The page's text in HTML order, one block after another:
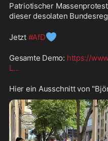
Patriotischer
dieser desolaten
Jetzt #AfD💙
Gesamte Demo: https://
L ...
Hier ein Ausschnitt von